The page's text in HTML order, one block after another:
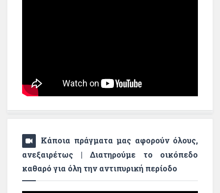
Κάποια πράγματα μας αφορούν όλους,
ανεξαιρέτως | Διατηρούμε το οικόπεδο
καθαρό για όλη την αντιπυρική περίοδο